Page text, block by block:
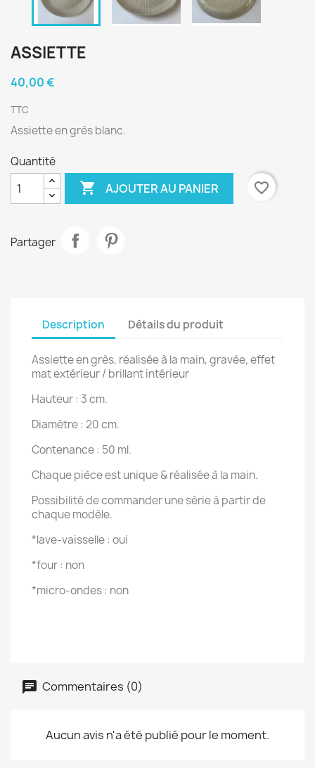
ASSIETTE
40,00 €
TTC
Assiette en grès blanc.
Quantité
 AJOUTER AU PANIER favorite_border
Partager
Description Détails du produit
Assiette en grès, réalisée à la main, gravée, effet
mat extérieur / brillant intérieur
Hauteur : 3 cm.
Diamètre : 20 cm.
Contenance : 50 ml.
Chaque pièce est unique & réalisée à la main.
Possibilité de commander une série à partir de
chaque modèle.
*lave-vaisselle : oui
*four : non
*micro-ondes : non
Commentaires (0)
Aucun avis n'a été publié pour le moment.